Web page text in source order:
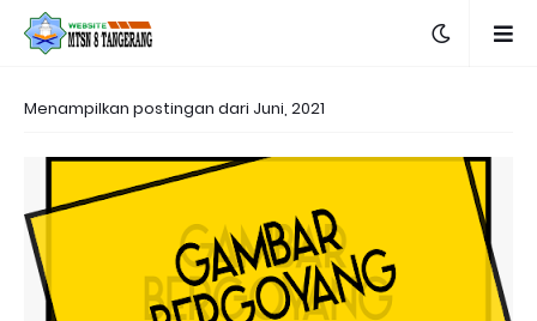
Menampilkan postingan dari Juni, 2021